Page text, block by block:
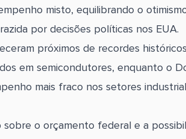
misto, equilibrando o
por decisões políticas nos EUA.
próximos de recordes
em semicondutores, enquanto o
mais fraco nos setores
o orçamento federal e a